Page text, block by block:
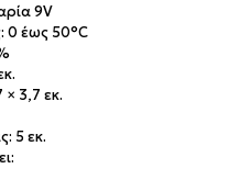
9V
0 έως 50°C
3,7 εκ.
5 εκ.